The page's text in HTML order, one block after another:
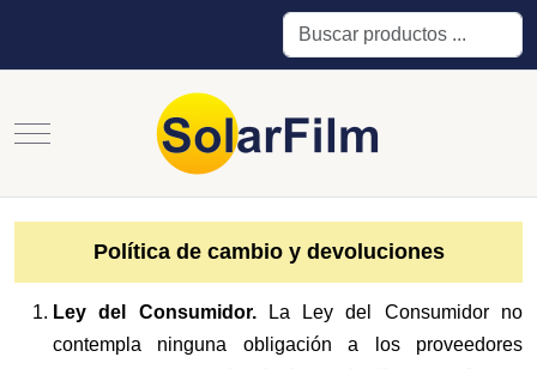
Buscar
Mobile Menu Toggle
Política de cambio y devoluciones
Ley del Consumidor.La Ley del Consumidor no
contempla ninguna obligación a los proveedores